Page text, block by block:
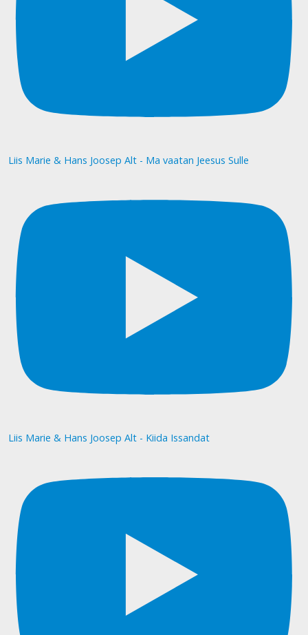
Liis Marie & Hans Joosep Alt - Ma vaatan Jeesus Sulle
Liis Marie & Hans Joosep Alt - Kiida Issandat